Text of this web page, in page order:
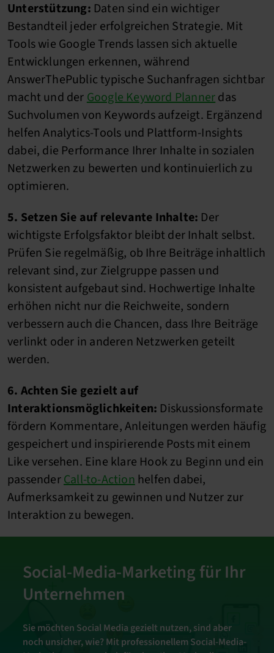
Unterstützung: Daten sind ein wichtiger
Bestandteil jeder erfolgreichen Strategie. Mit
Tools wie Google Trends lassen sich aktuelle
Entwicklungen erkennen, während
AnswerThePublic typische Suchanfragen sichtbar
macht und derGoogle Keyword Plannerdas
Suchvolumen von Keywords aufzeigt. Ergänzend
helfen Analytics-Tools und Plattform-Insights
dabei, die Performance Ihrer Inhalte in sozialen
Netzwerken zu bewerten und kontinuierlich zu
optimieren.
5. Setzen Sie auf relevante Inhalte: Der
wichtigste Erfolgsfaktor bleibt der Inhalt selbst.
Prüfen Sie regelmäßig, ob Ihre Beiträge inhaltlich
relevant sind, zur Zielgruppe passen und
konsistent aufgebaut sind. Hochwertige Inhalte
erhöhen nicht nur die Reichweite, sondern
verbessern auch die Chancen, dass Ihre Beiträge
verlinkt oder in anderen Netzwerken geteilt
werden.
6. Achten Sie gezielt auf
Interaktionsmöglichkeiten: Diskussionsformate
fördern Kommentare, Anleitungen werden häufig
gespeichert und inspirierende Posts mit einem
Like versehen. Eine klare Hook zu Beginn und ein
passenderCall-to-Actionhelfen dabei,
Aufmerksamkeit zu gewinnen und Nutzer zur
Interaktion zu bewegen.
Social-Media-Marketing für Ihr
Unternehmen
Sie möchten Social Media gezielt nutzen, sind aber
noch unsicher, wie? Mit professionellem Social-Media-